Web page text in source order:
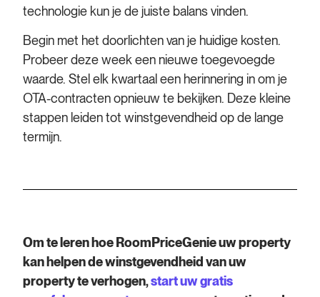
technologie kun je de juiste balans vinden.
Begin met het doorlichten van je huidige kosten.
Probeer deze week een nieuwe toegevoegde
waarde. Stel elk kwartaal een herinnering in om je
OTA-contracten opnieuw te bekijken. Deze kleine
stappen leiden tot winstgevendheid op de lange
termijn.
Om te leren hoe RoomPriceGenie uw property
kan helpen de winstgevendheid van uw
property te verhogen,start uw gratis